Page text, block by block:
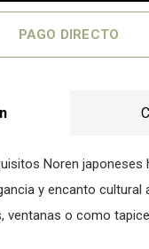
PAGO DIRECTO
Noren japoneses
y encanto cultural
ventanas o como